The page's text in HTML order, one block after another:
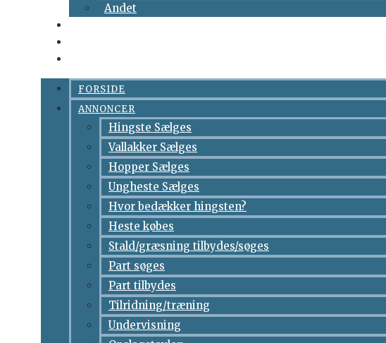
Andet
FORSIDE
ANNONCER
Hingste Sælges
Vallakker Sælges
Hopper Sælges
Ungheste Sælges
Hvor bedækker hingsten?
Heste købes
Stald/græsning tilbydes/søges
Part søges
Part tilbydes
Tilridning/træning
Undervisning